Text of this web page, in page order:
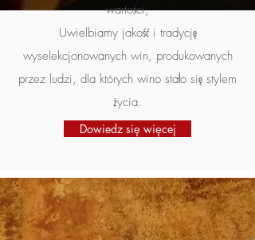
wartości,
Uwielbiamy jakość i tradycję
wyselekcjonowanych win, produkowanych
przez ludzi, dla których wino stało się stylem
życia.
Dowiedz się więcej